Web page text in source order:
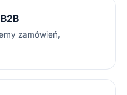
zamówień,